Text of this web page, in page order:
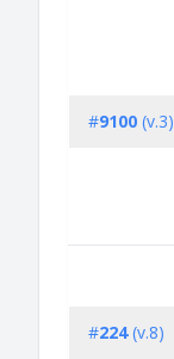
#9100 (v.3)
#224(v.8)